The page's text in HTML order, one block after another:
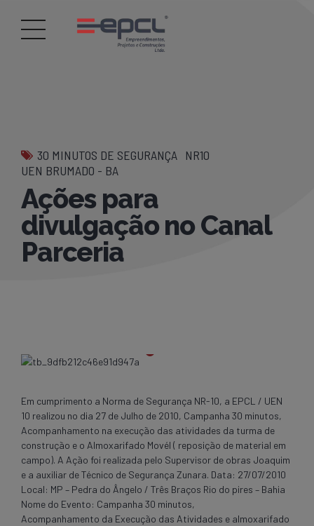
30 MINUTOS DE SEGURANÇA NR10
UEN BRUMADO - BA
Ações para
divulgação no Canal
Parceria
Em cumprimento a Norma de Segurança NR-10, a EPCL / UEN
10 realizou no dia 27 de Julho de 2010, Campanha 30 minutos,
Acompanhamento na execução das atividades da turma de
construção e o Almoxarifado Movél ( reposição de material em
campo). A Ação foi realizada pelo Supervisor de obras Joaquim
e a auxiliar de Técnico de Segurança Zunara. Data: 27/07/2010
Local: MP – Pedra do Ângelo / Três Braços Rio do pires – Bahia
Nome do Evento: Campanha 30 minutos,
Acompanhamento da Execução das Atividades e almoxarifado